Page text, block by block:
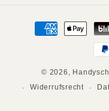
© 2026,
Widerrufsrecht